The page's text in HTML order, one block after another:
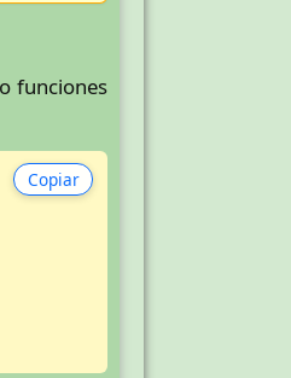
funciones
Copiar